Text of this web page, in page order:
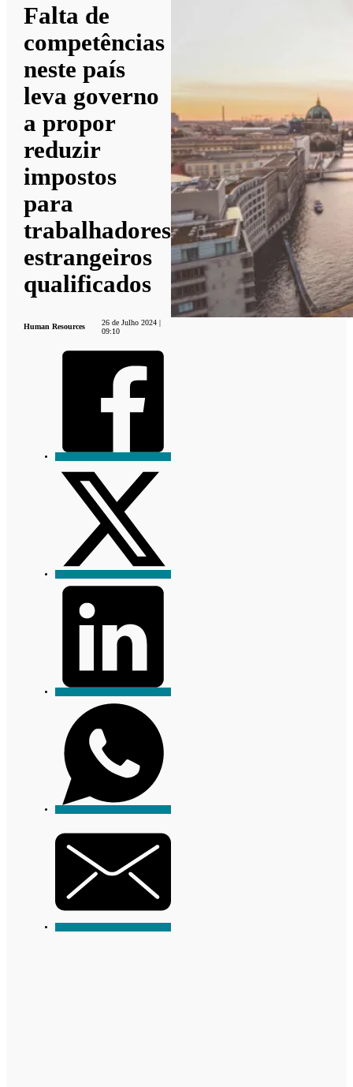
Falta de
competências
neste país
leva governo
a propor
reduzir
impostos
para
trabalhadores
estrangeiros
qualificados
Human Resources
26 de Julho 2024 |
09:10